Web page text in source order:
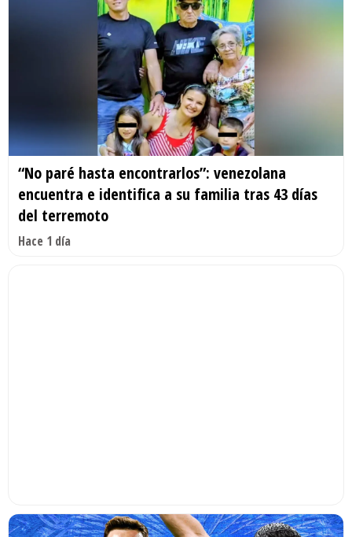
“No paré hasta encontrarlos”: venezolana
encuentra e identifica a su familia tras 43 días
del terremoto
Hace 1 día